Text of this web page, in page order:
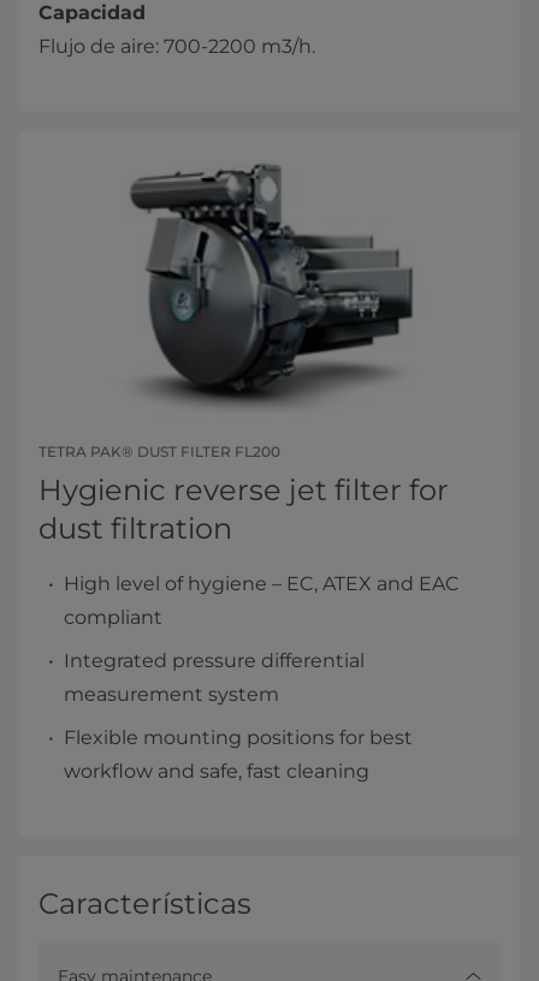
Capacidad
Flujo de aire: 700-2200 m3/h.
TETRA PAK® DUST FILTER FL200
Hygienic reverse jet filter for
dust filtration
High level of hygiene – EC, ATEX and EAC
compliant
Integrated pressure differential
measurement system
Flexible mounting positions for best
workflow and safe, fast cleaning
Características
Easy maintenance